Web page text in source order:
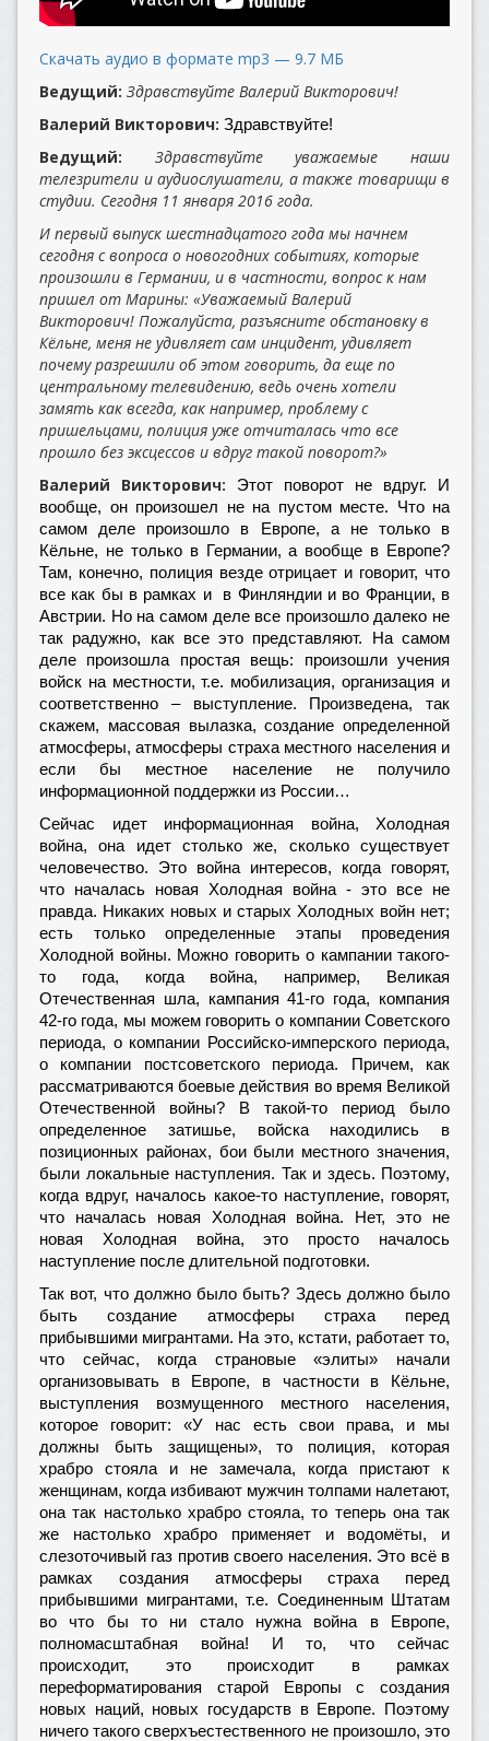
Скачать аудио в формате mp3 — 9.7 МБ
Ведущий: Здравствуйте Валерий Викторович!
Валерий Викторович: Здравствуйте!
Ведущий:
Здравствуйте уважаемые наши
телезрители и аудиослушатели, а также товарищи в
студии. Сегодня 11 января 2016 года.
И первый выпуск шестнадцатого года мы начнем
сегодня с вопроса о новогодних событиях, которые
произошли в Германии, и в частности, вопрос к нам
пришел от Марины: «Уважаемый Валерий
Викторович! Пожалуйста, разъясните обстановку в
Кёльне, меня не удивляет сам инцидент, удивляет
почему разрешили об этом говорить, да еще по
центральному телевидению, ведь очень хотели
замять как всегда, как например, проблему с
пришельцами, полиция уже отчиталась что все
прошло без эксцессов и вдруг такой поворот?»
Валерий Викторович: Этот поворот не вдруг. И
вообще, он произошел не на пустом месте. Что на
самом деле произошло в Европе, а не только в
Кёльне, не только в Германии, а вообще в Европе?
Там, конечно, полиция везде отрицает и говорит, что
все как бы в рамках и в Финляндии и во Франции, в
Австрии. Но на самом деле все произошло далеко не
так радужно, как все это представляют. На самом
деле произошла простая вещь: произошли учения
войск на местности, т.е. мобилизация, организация и
соответственно – выступление. Произведена, так
скажем, массовая вылазка, создание определенной
атмосферы, атмосферы страха местного населения и
если бы местное население не получило
информационной поддержки из России…
Сейчас идет информационная война, Холодная
война, она идет столько же, сколько существует
человечество. Это война интересов, когда говорят,
что началась новая Холодная война - это все не
правда. Никаких новых и старых Холодных войн нет;
есть только определенные этапы проведения
Холодной войны. Можно говорить о кампании такого-
то года, когда война, например, Великая
Отечественная шла, кампания 41-го года, компания
42-го года, мы можем говорить о компании Советского
периода, о компании Российско-имперского периода,
о компании постсоветского периода. Причем, как
рассматриваются боевые действия во время Великой
Отечественной войны? В такой-то период было
определенное затишье, войска находились в
позиционных районах, бои были местного значения,
были локальные наступления. Так и здесь. Поэтому,
когда вдруг, началось какое-то наступление, говорят,
что началась новая Холодная война. Нет, это не
новая Холодная война, это просто началось
наступление после длительной подготовки.
Так вот, что должно было быть? Здесь должно было
быть создание атмосферы страха перед
прибывшими мигрантами. На это, кстати, работает то,
что сейчас, когда страновые «элиты» начали
организовывать в Европе, в частности в Кёльне,
выступления возмущенного местного населения,
которое говорит: «У нас есть свои права, и мы
должны быть защищены», то полиция, которая
храбро стояла и не замечала, когда пристают к
женщинам, когда избивают мужчин толпами налетают,
она так настолько храбро стояла, то теперь она так
же настолько храбро применяет и водомёты, и
слезоточивый газ против своего населения. Это всё в
рамках создания атмосферы страха перед
прибывшими мигрантами, т.е. Соединенным Штатам
во что бы то ни стало нужна война в Европе,
полномасштабная война! И то, что сейчас
происходит, это происходит в рамках
переформатирования старой Европы с создания
новых наций, новых государств в Европе. Поэтому
ничего такого сверхъестественного не произошло, это